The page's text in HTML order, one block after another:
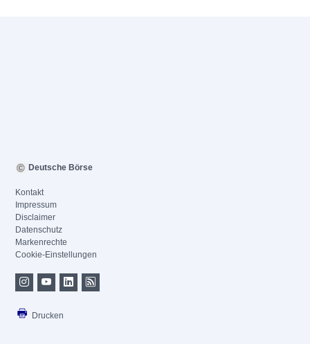
Deutsche Börse
Kontakt
Impressum
Disclaimer
Datenschutz
Markenrechte
Cookie-Einstellungen
Drucken